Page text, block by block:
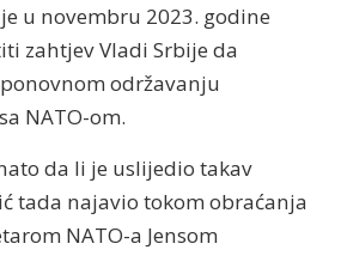
u novembru 2023. godine
zahtjev Vladi Srbije da
održavanju
NATO-om.
da li je uslijedio takav
tada najavio tokom obraćanja
NATO-a Jensom